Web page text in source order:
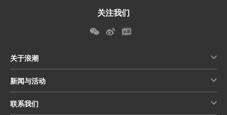
关注我们
关于浪潮
新闻与活动
联系我们